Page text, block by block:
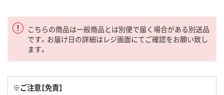
こちらの商品は一般商品とは別便で届く場合がある別送品
です。お届け日の詳細はレジ画面にてご確認をお願い致し
ます。
※ご注意【免責】